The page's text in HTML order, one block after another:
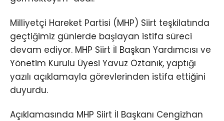
Milliyetçi Hareket Partisi (MHP) Siirt teşkilatında
geçtiğimiz günlerde başlayan istifa süreci
devam ediyor. MHP Siirt İl Başkan Yardımcısı ve
Yönetim Kurulu Üyesi Yavuz Öztanık, yaptığı
yazılı açıklamayla görevlerinden istifa ettiğini
duyurdu.
Açıklamasında MHP Siirt İl Başkanı Cengizhan